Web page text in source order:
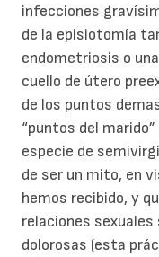
infecciones
de la episiotomía
endometriosis o
cuello de útero
de los puntos
“puntos del
especie de
de ser un mito, en
hemos recibido, y
relaciones
dolorosas (esta